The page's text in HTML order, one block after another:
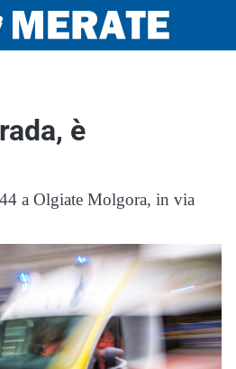
è
a Olgiate Molgora, in via